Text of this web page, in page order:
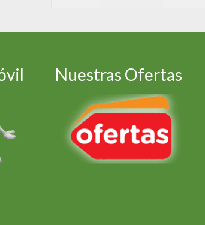
Nuestras Ofertas